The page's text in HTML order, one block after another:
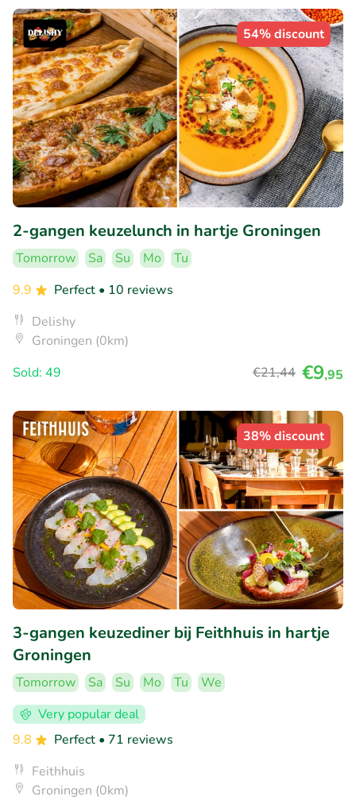
54% discount
2-gangen keuzelunch in hartje Groningen
Tomorrow Sa Su Mo
Tu
9.9
Perfect • 10 reviews
Delishy
Groningen (0km)
Sold: 49
€21,44 €9,95
38% discount
3-gangen keuzediner bij Feithhuis in hartje
Groningen
Tomorrow Sa Su Mo Tu
We
Very popular deal
9.8
Perfect • 71 reviews
Feithhuis
Groningen (0km)